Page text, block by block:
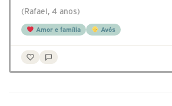
(Rafael, 4 anos)
Amor e família Avós